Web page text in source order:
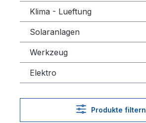
Klima - Lueftung
Solaranlagen
Werkzeug
Elektro
Produkte filtern